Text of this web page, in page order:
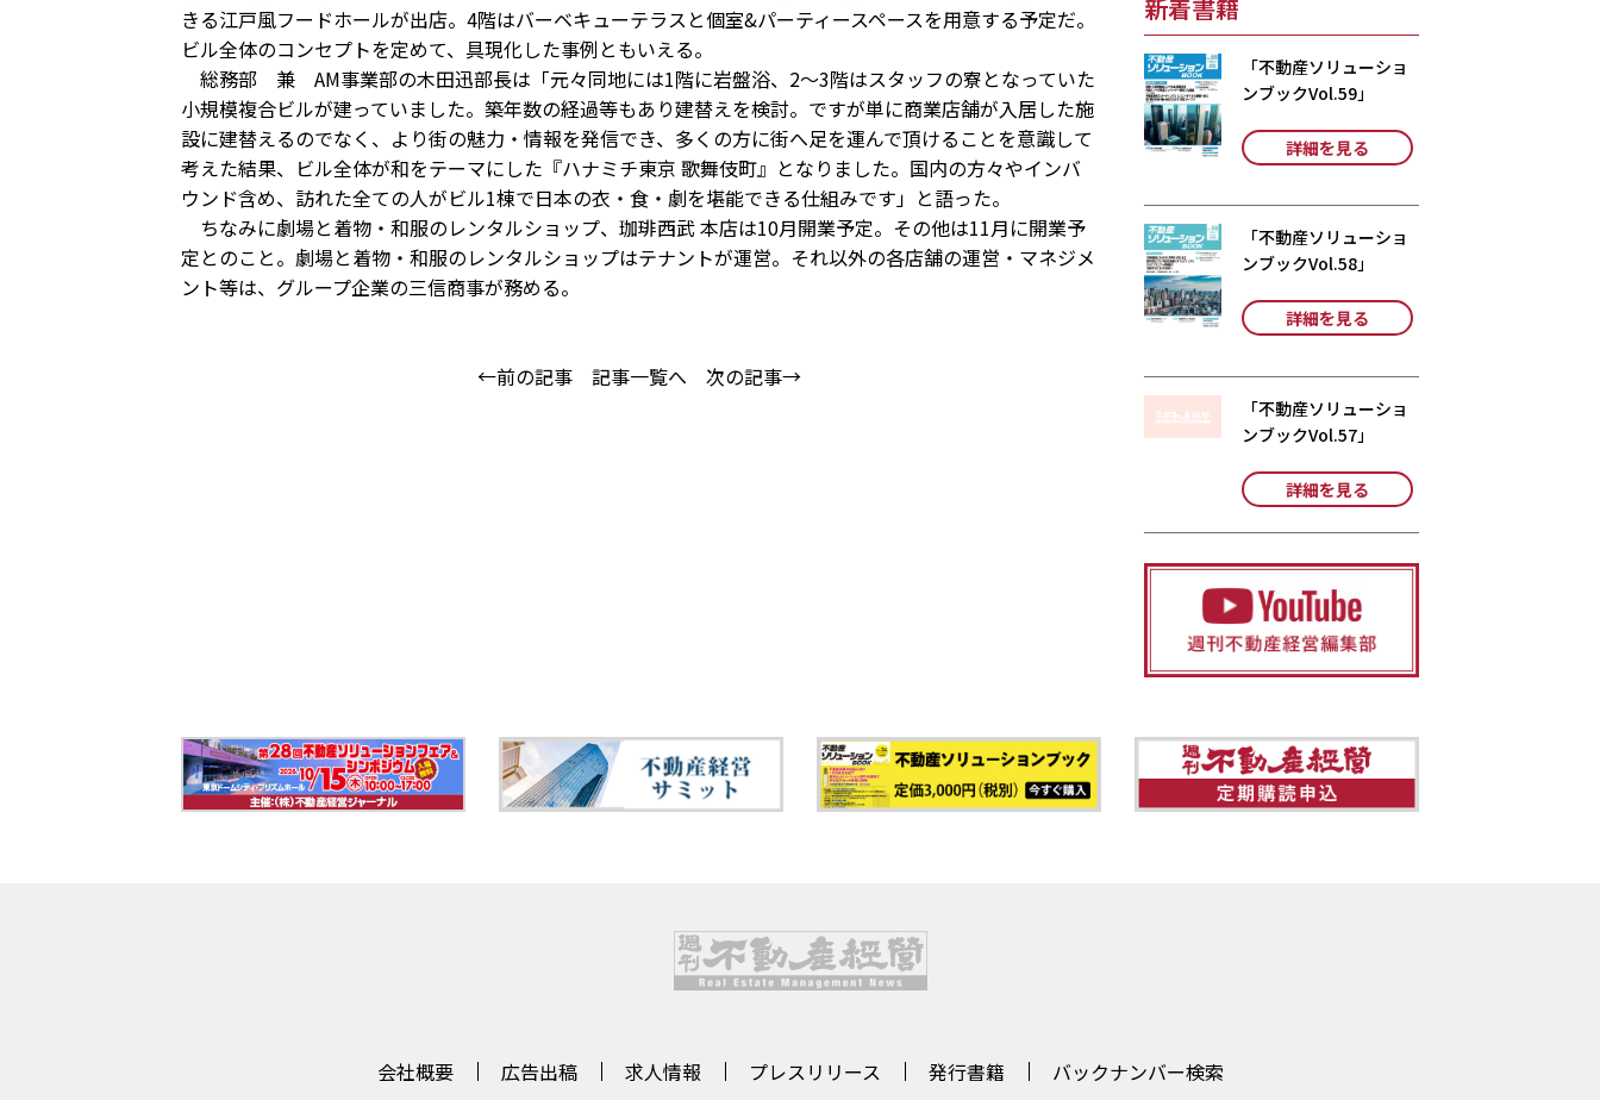
きる江戸風フードホールが出店。4階はバーベキューテラスと個室&パーティースペースを用意する予定だ。
ビル全体のコンセプトを定めて、具現化した事例ともいえる。
総務部 兼 AM事業部の木田迅部長は「元々同地には1階に岩盤浴、2～3階はスタッフの寮となっていた
小規模複合ビルが建っていました。築年数の経過等もあり建替えを検討。ですが単に商業店舗が入居した施
設に建替えるのでなく、より街の魅力・情報を発信でき、多くの方に街へ足を運んで頂けることを意識して
考えた結果、ビル全体が和をテーマにした『ハナミチ東京 歌舞伎町』となりました。国内の方々やインバ
ウンド含め、訪れた全ての人がビル1棟で日本の衣・食・劇を堪能できる仕組みです」と語った。
ちなみに劇場と着物・和服のレンタルショップ、珈琲西武 本店は10月開業予定。その他は11月に開業予
定とのこと。劇場と着物・和服のレンタルショップはテナントが運営。それ以外の各店舗の運営・マネジメ
ント等は、グループ企業の三信商事が務める。
←前の記事 記事一覧へ 次の記事→
新着書籍
「不動産ソリューショ
ンブックVol.59」
詳細を見る
「不動産ソリューショ
ンブックVol.58」
詳細を見る
「不動産ソリューショ
ンブックVol.57」
詳細を見る
会社概要 広告出稿 求人情報 プレスリリース 発行書籍 バックナンバー検索